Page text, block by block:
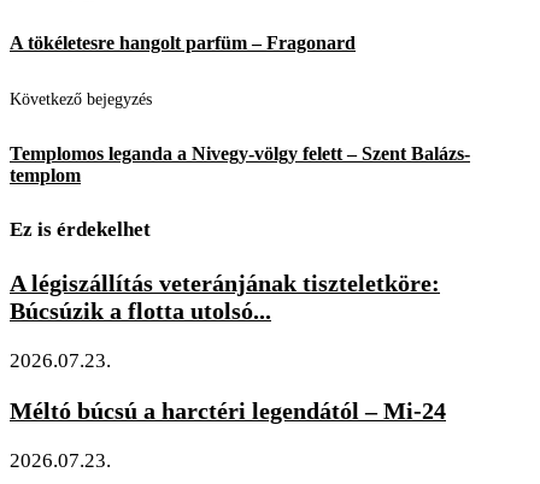
A tökéletesre hangolt parfüm – Fragonard
Következő bejegyzés
Templomos leganda a Nivegy-völgy felett – Szent Balázs-
templom
Ez is érdekelhet
A légiszállítás veteránjának tiszteletköre:
Búcsúzik a flotta utolsó...
2026.07.23.
Méltó búcsú a harctéri legendától – Mi-24
2026.07.23.